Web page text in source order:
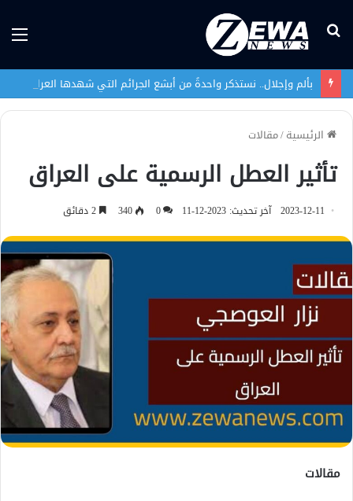
بحث
بألم وإجلال.. نستذكر واحدةً من أبشع الجرائم التي شهدها العراق في تاريخه الحديث
الرئيسية/مقالات
تأثير العطل الرسمية على العراق
2023-12-11 آخر تحديث: 2023-12-11 0
340
مقالات